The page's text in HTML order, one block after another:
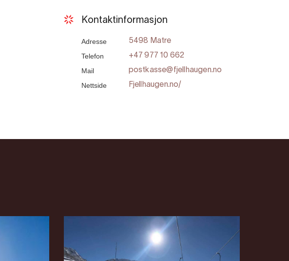
Kontaktinformasjon
Adresse 5498 Matre
Telefon +47 977 10 662
Mail postkasse@fjellhaugen.no
Nettside Fjellhaugen.no/